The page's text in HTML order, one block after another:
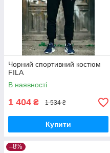
Чорний спортивний костюм
FILA
В наявності
1 404 ₴ 1 534 ₴
Купити
–8%